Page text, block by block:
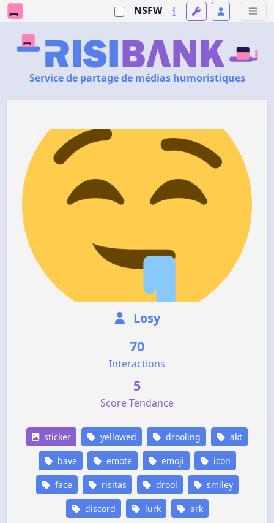
NSFW
Service de partage de médias humoristiques
Losy
70
Interactions
5
Score Tendance
sticker yellowed drooling akt
bave emote emoji icon
face risitas drool smiley
discord lurk ark